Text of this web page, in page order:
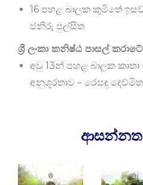
16 පහළ බාලක කුමිතේ
ජනිරු පුල්සිත
ශ්‍රී ලංකා කනිෂ්ඨ පාසල්
අවු 13න් පහළ බාලක
අනුශූරතාව – රෙසඳු දෙව්මිත